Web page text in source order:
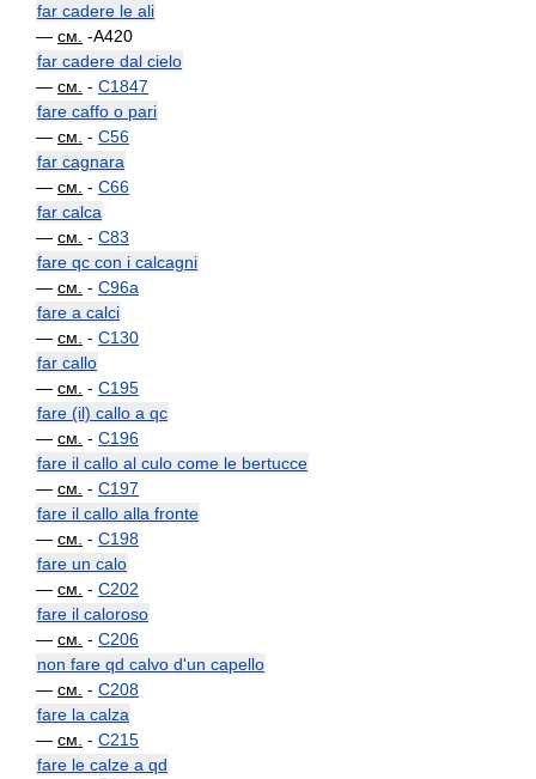
far cadere le ali
— см. -A420
far cadere dal cielo
— см. - C1847
fare caffo o pari
— см. - C56
far cagnara
— см. - C66
far calca
— см. - C83
fare qc con i calcagni
— см. - C96a
fare a calci
— см. - C130
far callo
— см. - C195
fare (il) callo a qc
— см. - C196
fare il callo al culo come le bertucce
— см. - C197
fare il callo alla fronte
— см. - C198
fare un calo
— см. - C202
fare il caloroso
— см. - C206
non fare qd calvo d'un capello
— см. - C208
fare la calza
— см. - C215
fare le calze a qd